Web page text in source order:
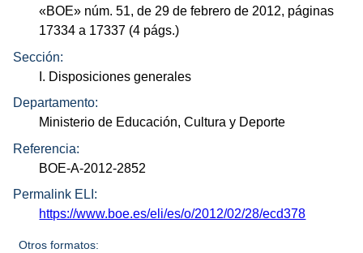
«BOE» núm. 51, de 29 de febrero de 2012, páginas
17334 a 17337 (4 págs.)
Sección:
I. Disposiciones generales
Departamento:
Ministerio de Educación, Cultura y Deporte
Referencia:
BOE-A-2012-2852
Permalink ELI:
https://www.boe.es/eli/es/o/2012/02/28/ecd378
Otros formatos: